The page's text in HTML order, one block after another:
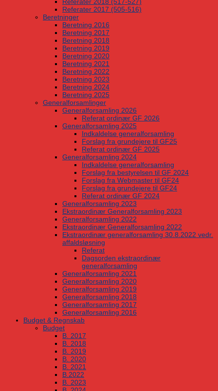
Referater 2017 (505-516)
Beretninger
Beretning 2016
Beretning 2017
Beretning 2018
Beretning 2019
Beretning 2020
Beretning 2021
Beretning 2022
Beretning 2023
Beretning 2024
Beretning 2025
Generalforsamlinger
Generalforsamling 2026
Referat ordinær GF 2026
Generalforsamling 2025
Indkaldelse generalforsamling
Forslag fra grundejere til GF25
Referat ordinær GF 2025
Generalforsamling 2024
Indkaldelse generalforsamling
Forslag fra bestyrelsen til GF 2024
Forslag fra Webmaster til GF24
Forslag fra grundejere til GF24
Referat ordinær GF 2024
Generalforsamling 2023
Ekstraordinær Generalforsamling 2023
Generalforsamling 2022
Ekstraordinær Generalforsamling 2022
Ekstraordinær generalforsamling 30.8.2022 vedr.
affaldsløsning
Referat
Dagsorden ekstraordinær
generalforsamling
Generalforsamling 2021
Generalforsamling 2020
Generalforsamling 2019
Generalforsamling 2018
Generalforsamling 2017
Generalforsamling 2016
Budget & Regnskab
Budget
B. 2017
B. 2018
B. 2019
B. 2020
B. 2021
B.2022
B. 2023